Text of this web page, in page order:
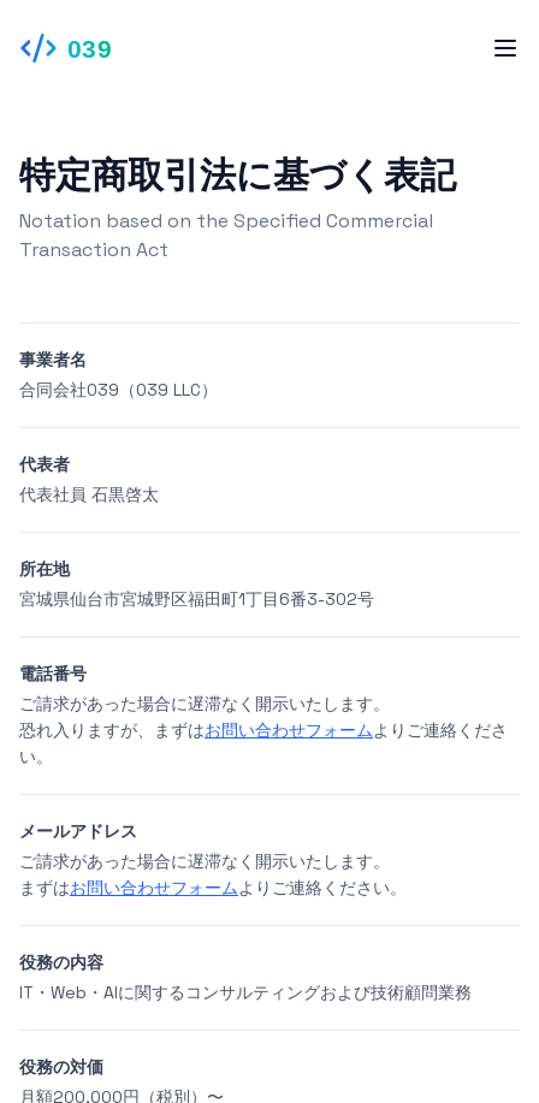
039
特定商取引法に基づく表記
Notation based on the Specified Commercial
Transaction Act
事業者名
合同会社039（039 LLC）
代表者
代表社員 石黒啓太
所在地
宮城県仙台市宮城野区福田町1丁目6番3-302号
電話番号
ご請求があった場合に遅滞なく開示いたします。
恐れ入りますが、まずはお問い合わせフォームよりご連絡くださ
い。
メールアドレス
ご請求があった場合に遅滞なく開示いたします。
まずはお問い合わせフォームよりご連絡ください。
役務の内容
IT・Web・AIに関するコンサルティングおよび技術顧問業務
役務の対価
月額200,000円（税別）〜